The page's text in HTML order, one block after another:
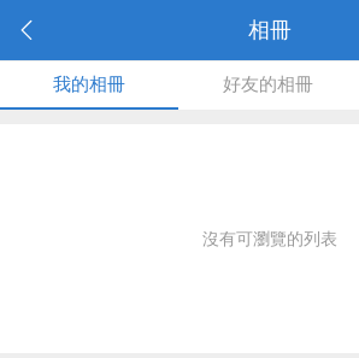
相冊
我的相冊 好友的相冊
沒有可瀏覽的列表